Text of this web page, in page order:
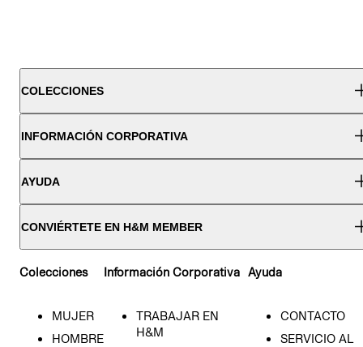
COLECCIONES
INFORMACIÓN CORPORATIVA
AYUDA
CONVIÉRTETE EN H&M MEMBER
Colecciones
MUJER
HOMBRE
Información Corporativa
TRABAJAR EN
H&M
Ayuda
CONTACTO
SERVICIO AL